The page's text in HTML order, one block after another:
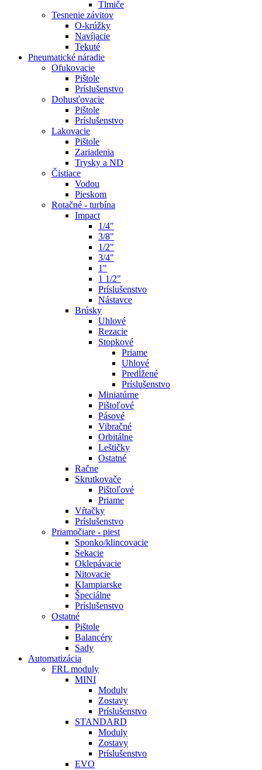
Tlmiče
Tesnenie závitov
O-krúžky
Navíjacie
Tekuté
Pneumatické náradie
Ofukovacie
Pištole
Príslušenstvo
Dohusťovacie
Pištole
Príslušenstvo
Lakovacie
Pištole
Zariadenia
Trysky a ND
Čistiace
Vodou
Pieskom
Rotačné - turbína
Impact
1/4"
3/8"
1/2"
3/4"
1"
1 1/2"
Príslušenstvo
Nástavce
Brúsky
Uhlové
Rezacie
Stopkové
Priame
Uhlové
Predĺžené
Príslušenstvo
Miniatúrne
Pištoľové
Pásové
Vibračné
Orbitálne
Leštičky
Ostatné
Račne
Skrutkovače
Pištoľové
Priame
Vŕtačky
Príslušenstvo
Priamočiare - piest
Sponko/klincovacie
Sekacie
Oklepávacie
Nitovacie
Klampiarske
Špeciálne
Príslušenstvo
Ostatné
Pištole
Balancéry
Sady
Automatizácia
FRL moduly
MINI
Moduly
Zostavy
Príslušenstvo
STANDARD
Moduly
Zostavy
Príslušenstvo
EVO